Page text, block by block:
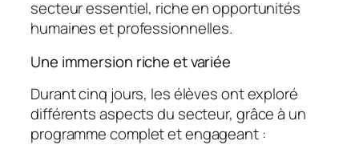
secteur essentiel, riche en opportunités
humaines et professionnelles.
Une immersion riche et variée
Durant cinq jours, les élèves ont exploré
différents aspects du secteur, grâce à un
programme complet et engageant :